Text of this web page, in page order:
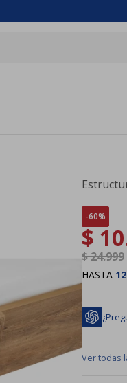
60
$
$24.999
HASTA
Ver todas